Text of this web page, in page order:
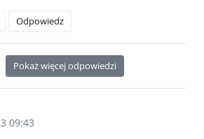
Odpowiedz
Pokaż więcej odpowiedzi
09:43